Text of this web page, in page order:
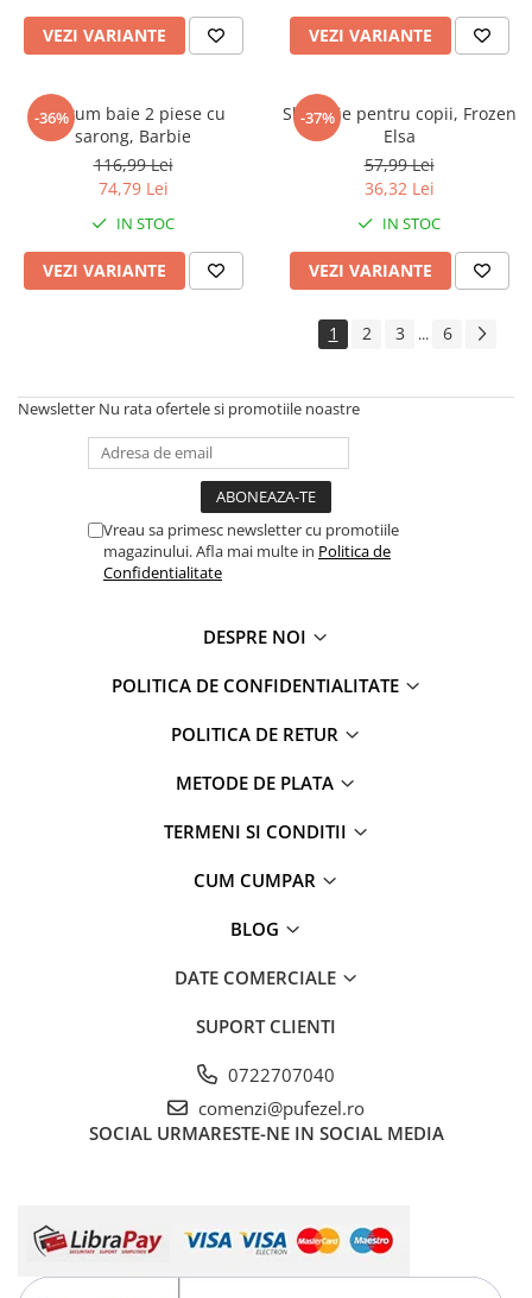
VEZI VARIANTE VEZI VARIANTE
-36%
Costum baie 2 piese cu
sarong, Barbie
116,99 Lei
74,79 Lei
IN STOC
VEZI VARIANTE
-37%
Slip baie pentru copii, Frozen
Elsa
57,99 Lei
36,32 Lei
IN STOC
VEZI VARIANTE
1 2 3 ... 6
Newsletter Nu rata ofertele si promotiile noastre
Vreau sa primesc newsletter cu promotiile
magazinului. Afla mai multe in Politica de
Confidentialitate
DESPRE NOI
POLITICA DE CONFIDENTIALITATE
POLITICA DE RETUR
METODE DE PLATA
TERMENI SI CONDITII
CUM CUMPAR
BLOG
DATE COMERCIALE
SUPORT CLIENTI
0722707040
comenzi@pufezel.ro
SOCIAL URMARESTE-NE IN SOCIAL MEDIA